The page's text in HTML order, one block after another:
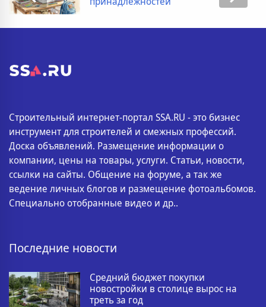
Строительный интернет-портал SSA.RU - это бизнес
инструмент для строителей и смежных профессий.
Доска объявлений. Размещение информации о
компании, цены на товары, услуги. Статьи, новости,
ссылки на сайты. Общение на форуме, а так же
ведение личных блогов и размещение фотоальбомов.
Специально отобранные видео и др..
Последние новости
Средний бюджет покупки
новостройки в столице вырос на
треть за год